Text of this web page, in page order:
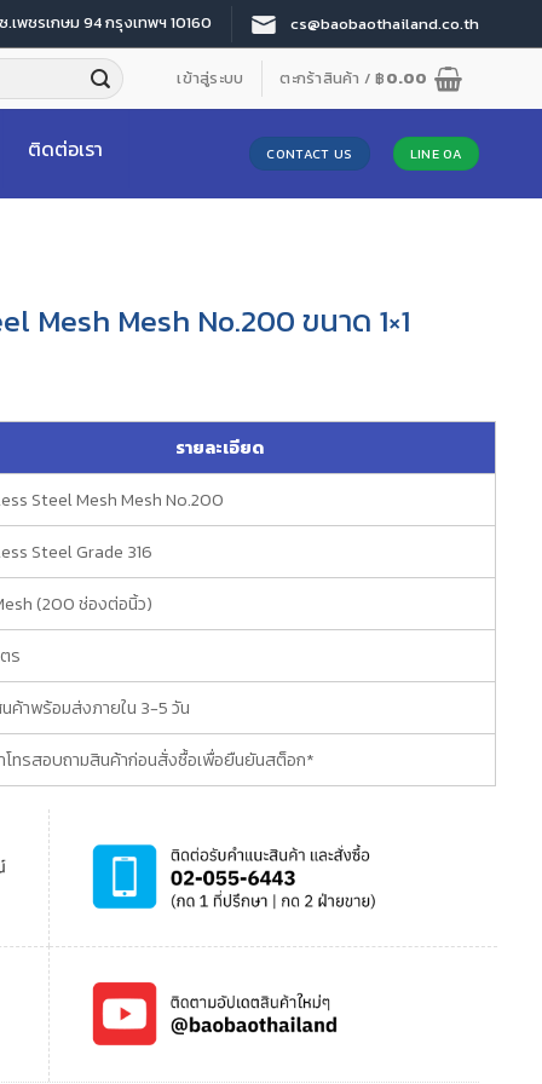
.เพชรเกษม 94 กรุงเทพฯ 10160 cs@baobaothailand.co.th
เข้าสู่ระบบ ตะกร้าสินค้า /฿0.00
ติดต่อเรา CONTACT US LINE OA
Mesh Mesh No.200 ขนาด 1×1
รายละเอียด
Steel Mesh Mesh No.200
Steel Grade 316
(200 ช่องต่อนิ้ว)
ร
ค้าพร้อมส่งภายใน 3-5 วัน
ทรสอบถามสินค้าก่อนสั่งซื้อเพื่อยืนยันสต็อก*